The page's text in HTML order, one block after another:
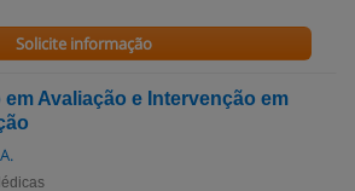
Solicite informação
em Avaliação e Intervenção em